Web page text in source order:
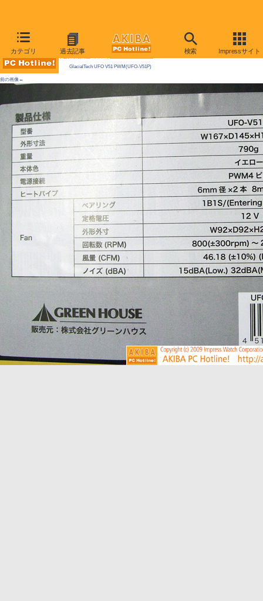
カテゴリ 過去記事 検索 Impressサイト
AKIBA PC Hotline! 2009年7月25日号
GlacialTech UFO V51 PWM(UFO-V51P)
前の画像←